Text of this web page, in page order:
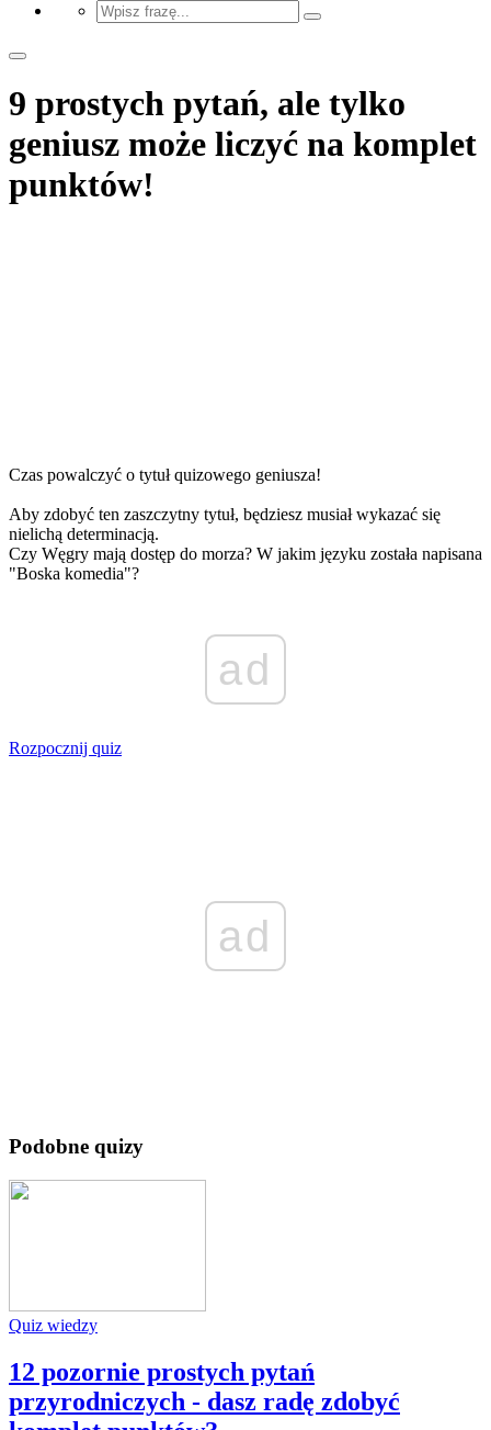
9 prostych pytań, ale tylko
geniusz może liczyć na komplet
punktów!
Czas powalczyć o tytuł quizowego geniusza!
Aby zdobyć ten zaszczytny tytuł, będziesz musiał wykazać się
nielichą determinacją.
Czy Węgry mają dostęp do morza? W jakim języku została napisana
"Boska komedia"?
ad
Rozpocznij quiz
ad
Podobne quizy
Quiz wiedzy
12 pozornie prostych pytań
przyrodniczych - dasz radę zdobyć